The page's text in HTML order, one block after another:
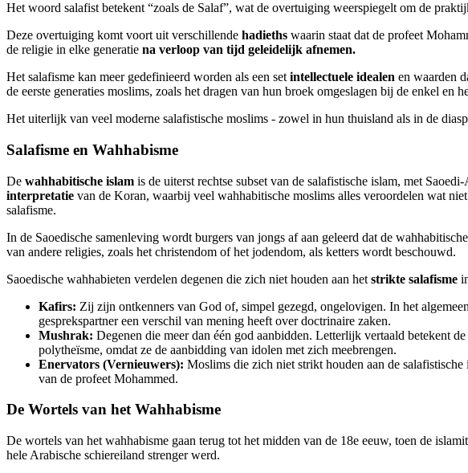
Het woord salafist betekent “zoals de Salaf”, wat de overtuiging weerspiegelt om de
Deze overtuiging komt voort uit verschillende hadieths waarin staat dat de profeet
de religie in elke generatie na verloop van tijd geleidelijk afnemen.
Het salafisme kan meer gedefinieerd worden als een set intellectuele idealen en waarden
de eerste generaties moslims, zoals het dragen van hun broek omgeslagen bij de enkel en
Het uiterlijk van veel moderne salafistische moslims - zowel in hun thuisland als in de
Salafisme en Wahhabisme
De wahhabitische islam is de uiterst rechtse subset van de salafistische islam, met
interpretatie van de Koran, waarbij veel wahhabitische moslims alles veroordelen wat
salafisme.
In de Saoedische samenleving wordt burgers van jongs af aan geleerd dat de
van andere religies, zoals het christendom of het jodendom, als ketters wordt beschouwd.
Saoedische wahhabieten verdelen degenen die zich niet houden aan het strikte salafisme
Kafirs: Zij zijn ontkenners van God of, simpel gezegd, ongelovigen. In het
gesprekspartner een verschil van mening heeft over doctrinaire zaken.
Mushrak: Degenen die meer dan één god aanbidden. Letterlijk vertaald betekent
polytheïsme, omdat ze de aanbidding van idolen met zich meebrengen.
Enervators (Vernieuwers): Moslims die zich niet strikt houden aan de
van de profeet Mohammed.
De Wortels van het Wahhabisme
De wortels van het wahhabisme gaan terug tot het midden van de 18e eeuw, toen de
hele Arabische schiereiland strenger werd.